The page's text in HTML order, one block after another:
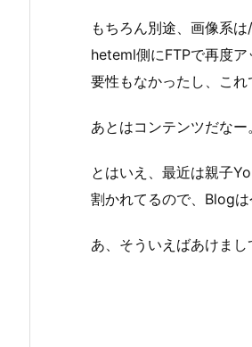
もちろん別途、画像系
heteml側にFTPで再度
要性もなかったし、こ
あとはコンテンツだなー。
とはいえ、最近は親子
割かれてるので、Blogは
あ、そういえばあけま